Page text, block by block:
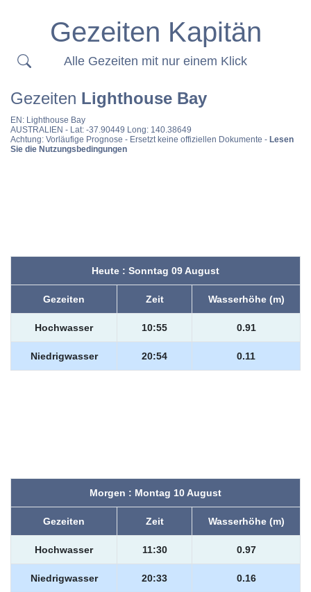
Gezeiten Kapitän
Alle Gezeiten mit nur einem Klick
Gezeiten Lighthouse Bay
EN: Lighthouse Bay
AUSTRALIEN - Lat: -37.90449 Long: 140.38649
Achtung: Vorläufige Prognose - Ersetzt keine offiziellen Dokumente - Lesen
Sie die Nutzungsbedingungen
Heute : Sonntag 09 August
Gezeiten Zeit Wasserhöhe (m)
Hochwasser 10:55 0.91
Niedrigwasser 20:54 0.11
Morgen : Montag 10 August
Gezeiten Zeit Wasserhöhe (m)
Hochwasser 11:30 0.97
Niedrigwasser 20:33 0.16